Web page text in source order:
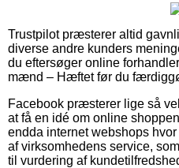
Trustpilot præsterer altid
diverse andre kunders
du eftersøger online
mænd – Hæftet før du
Facebook præsterer lige så
at få en idé om online
endda internet webshops
af virksomhedens service,
til vurdering af